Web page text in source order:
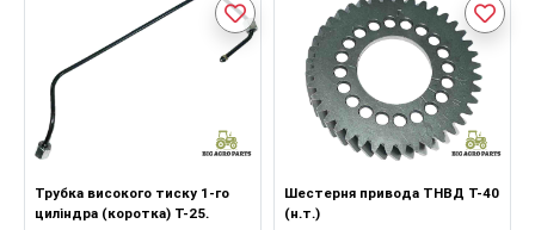
Трубка високого тиску 1-го
циліндра (коротка) Т-25.
Шестерня привода ТНВД Т-40
(н.т.)